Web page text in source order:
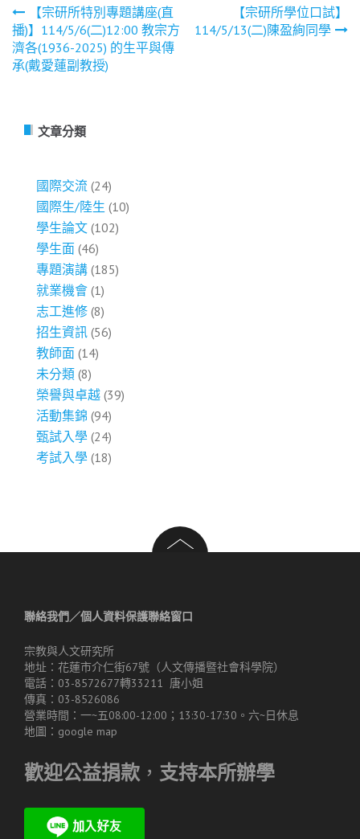
文
章
導
【宗研所特別專題講座(直
播)】114/5/6(二)12:00 教宗方
濟各(1936-2025) 的生平與傳
承(戴愛蓮副教授)
【宗研所學位口試】
114/5/13(二)陳盈絢同學
文章分類
國際交流 (24)
國際生/陸生 (10)
學生論文 (102)
學生面 (46)
專題演講 (185)
就業機會 (1)
志工進修 (8)
招生資訊 (56)
教師面 (14)
未分類 (8)
榮譽與卓越 (39)
活動集錦 (94)
甄試入學 (24)
考試入學 (18)
聯絡我們／個人資料保護聯絡窗口
宗教與人文研究所
地址：花蓮市介仁街67號（人文傳播暨社會科學院）
電話：03-8572677轉33211 唐小姐
傳真：03-8526086
營業時間：一~五08:00-12:00；13:30-17:30。六~日休息
地圖： google map
歡迎公益捐款 ， 支持本所辦學